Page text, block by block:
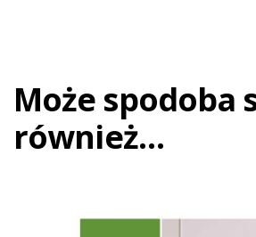
Może spodoba
również…